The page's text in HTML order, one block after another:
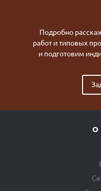
Подробно
работ и типовых
и подготовим
О